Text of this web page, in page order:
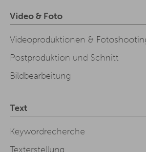
Video & Foto
Videoproduktionen &
Postproduktion und Schnitt
Bildbearbeitung
Text
Keywordrecherche
Texterstellung